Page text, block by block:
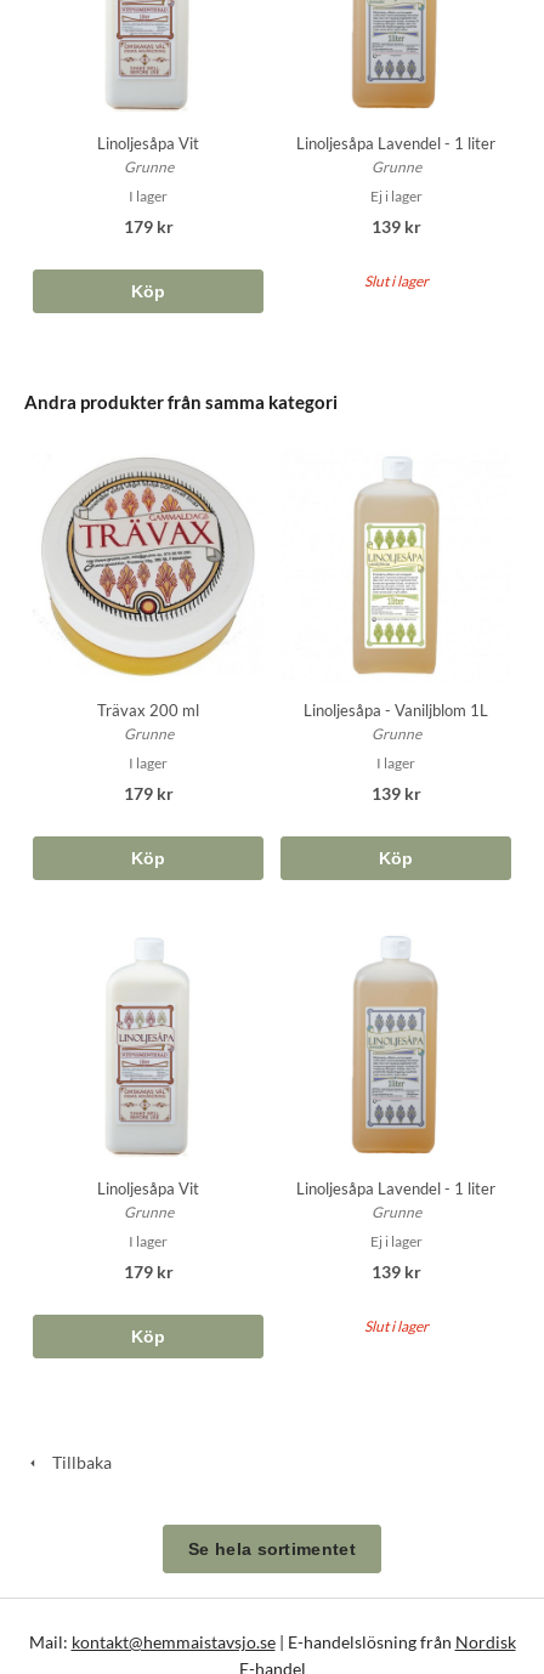
Linoljesåpa Vit
Grunne
I lager
179 kr
Köp
Linoljesåpa Lavendel - 1 liter
Grunne
Ej i lager
139 kr
Slut i lager
Andra produkter från samma kategori
Trävax 200 ml
Grunne
I lager
179 kr
Köp
Linoljesåpa - Vaniljblom 1L
Grunne
I lager
139 kr
Köp
Linoljesåpa Vit
Grunne
I lager
179 kr
Köp
Linoljesåpa Lavendel - 1 liter
Grunne
Ej i lager
139 kr
Slut i lager
Tillbaka
Se hela sortimentet
Mail: kontakt@hemmaistavsjo.se| E-handelslösning från Nordisk
E-handel